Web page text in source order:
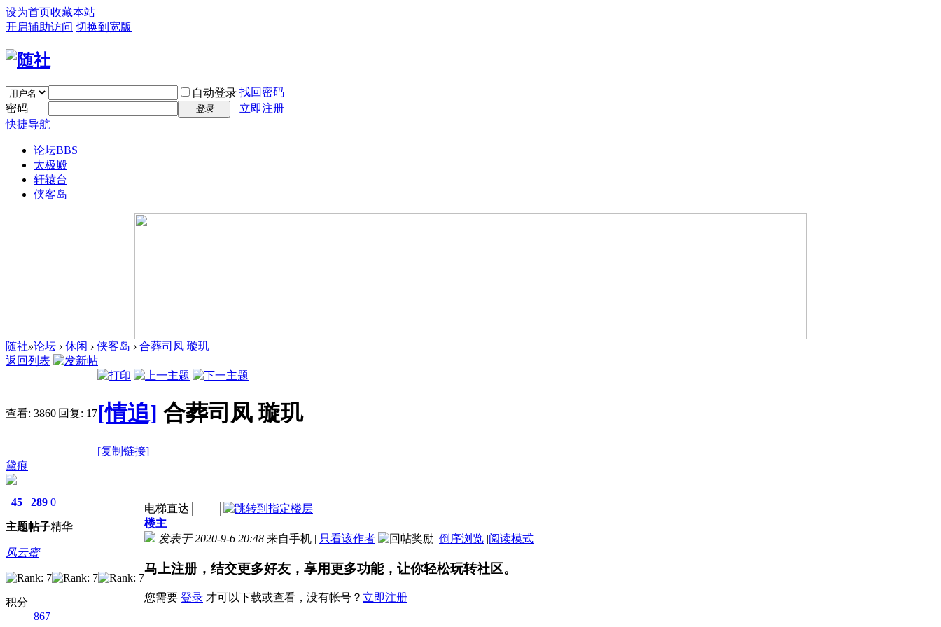
设为首页收藏本站
开启辅助访问 切换到宽版
自动登录 找回密码
密码
登录
立即注册
快捷导航
论坛BBS
太极殿
轩辕台
侠客岛
随社»论坛 › 休闲 › 侠客岛 › 合葬司凤 璇玑
返回列表
查看: 3860|回复: 17[情追] 合葬司凤 璇玑
[复制链接]
黛痕
45
主题
289
帖子
0
精华
风云蜜
积分
867
电梯直达
楼主
发表于 2020-9-6 20:48 来自手机 | 只看该作者 |倒序浏览 |阅读模式
马上注册，结交更多好友，享用更多功能，让你轻松玩转社区。
您需要 登录 才可以下载或查看，没有帐号？ 立即注册